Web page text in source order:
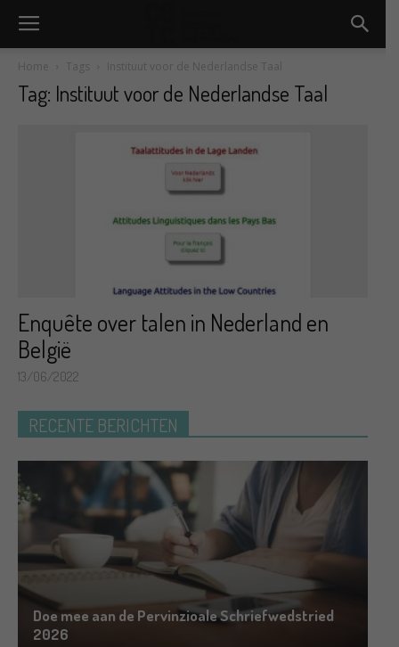
Home Tags Instituut voor de Nederlandse Taal
Tag: Instituut voor de Nederlandse Taal
Enquête over talen in Nederland en
België
13/06/2022
RECENTE BERICHTEN
Doe mee aan de Pervinzioale Schriefwedstried
2026